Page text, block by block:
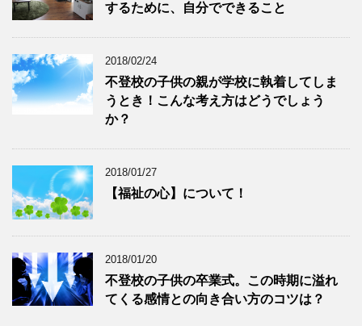
するために、自分でできること
2018/02/24
不登校の子供の親が学校に執着してしま
うとき！こんな考え方はどうでしょう
か？
2018/01/27
【福祉の心】について！
2018/01/20
不登校の子供の卒業式。この時期に溢れ
てくる感情との向き合い方のコツは？